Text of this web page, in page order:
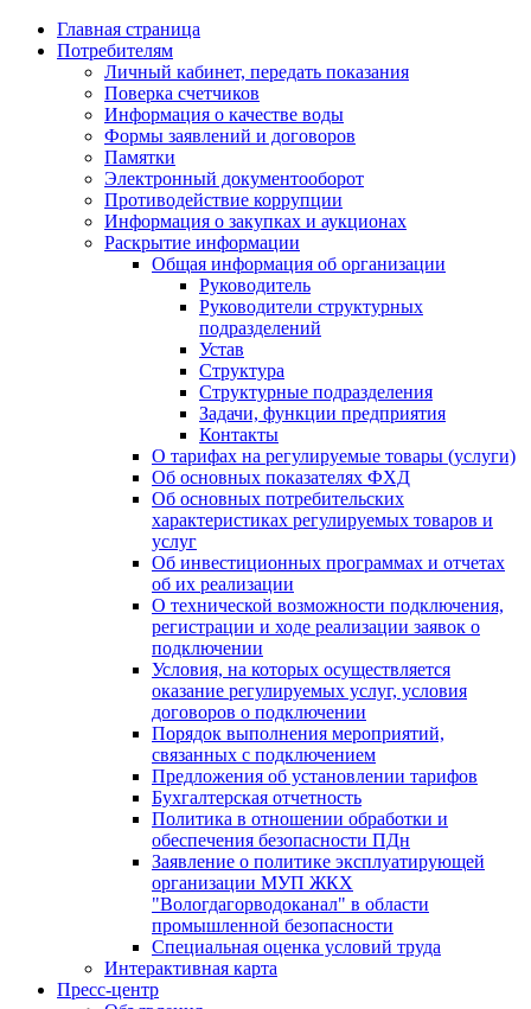
Главная страница
Потребителям
Личный кабинет, передать показания
Поверка счетчиков
Информация о качестве воды
Формы заявлений и договоров
Памятки
Электронный документооборот
Противодействие коррупции
Информация о закупках и аукционах
Раскрытие информации
Общая информация об организации
Руководитель
Руководители структурных
подразделений
Устав
Структура
Структурные подразделения
Задачи, функции предприятия
Контакты
О тарифах на регулируемые товары (услуги)
Об основных показателях ФХД
Об основных потребительских
характеристиках регулируемых товаров и
услуг
Об инвестиционных программах и отчетах
об их реализации
О технической возможности подключения,
регистрации и ходе реализации заявок о
подключении
Условия, на которых осуществляется
оказание регулируемых услуг, условия
договоров о подключении
Порядок выполнения мероприятий,
связанных с подключением
Предложения об установлении тарифов
Бухгалтерская отчетность
Политика в отношении обработки и
обеспечения безопасности ПДн
Заявление о политике эксплуатирующей
организации МУП ЖКХ
"Вологдагорводоканал" в области
промышленной безопасности
Специальная оценка условий труда
Интерактивная карта
Пресс-центр